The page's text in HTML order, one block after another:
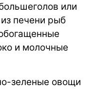
или
печени рыб
и молочные
зеленые овощи